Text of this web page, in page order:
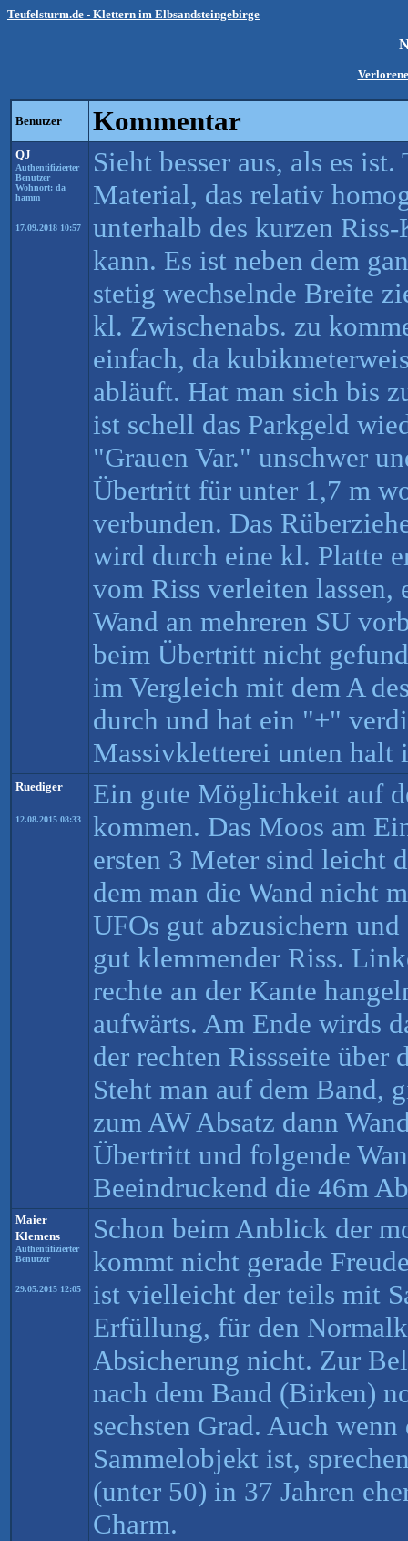
Teufelsturm.de - Klettern im Elbsandsteingebirge
Benutzer Kommentar
QJ
Authentifizierter
Benutzer
Wohnort: da
hamm
17.09.2018 10:57
Sieht besser aus, als es
Material, das relativ
unterhalb des kurzen
kann. Es ist neben dem
stetig wechselnde Breite
kl. Zwischenabs. zu
einfach, da
abläuft. Hat man sich bis
ist schell das Parkgeld
"Grauen Var." unschwer
Übertritt für unter 1,7 m
verbunden. Das
wird durch eine kl. Platte
vom Riss verleiten lassen,
Wand an mehreren SU
beim Übertritt nicht
im Vergleich mit dem A
durch und hat ein "+"
Massivkletterei unten halt
Ruediger
12.08.2015 08:33
Ein gute Möglichkeit auf
kommen. Das Moos am
ersten 3 Meter sind leicht
dem man die Wand nicht
UFOs gut abzusichern
gut klemmender Riss.
rechte an der Kante
aufwärts. Am Ende wirds
der rechten Rissseite
Steht man auf dem Band,
zum AW Absatz dann
Übertritt und folgende
Beeindruckend die 46m
Maier
Klemens
Authentifizierter
Benutzer
29.05.2015 12:05
Schon beim Anblick der
kommt nicht gerade
ist vielleicht der teils mit
Erfüllung, für den
Absicherung nicht. Zur
nach dem Band (Birken)
sechsten Grad. Auch
Sammelobjekt ist,
(unter 50) in 37 Jahren
Charm.